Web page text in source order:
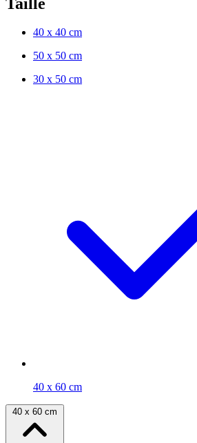
40 x 40 cm
50 x 50 cm
30 x 50 cm
40 x 60 cm
40 x 60 cm